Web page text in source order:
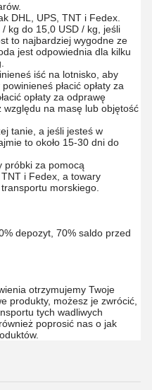
DHL, UPS, TNT i Fedex.
kg do 15,0 USD / kg, jeśli
to najbardziej wygodne ze
jest odpowiednia dla kilku
iść na lotnisko, aby
płacić opłaty za
opłaty za odprawę
względu na masę lub objętość
tanie, a jeśli jesteś w
to około 15-30 dni do
próbki za pomocą
i Fedex, a towary
morskiego.
depozyt, 70% saldo przed
otrzymujemy Twoje
produkty, możesz je zwrócić,
tych wadliwych
poprosić nas o jak